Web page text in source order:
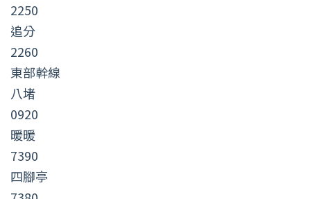
2250
追分
2260
東部幹線
八堵
0920
暖暖
7390
四腳亭